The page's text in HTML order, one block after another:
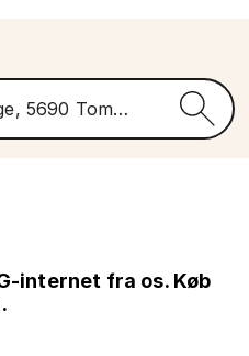
internet fra os. Køb